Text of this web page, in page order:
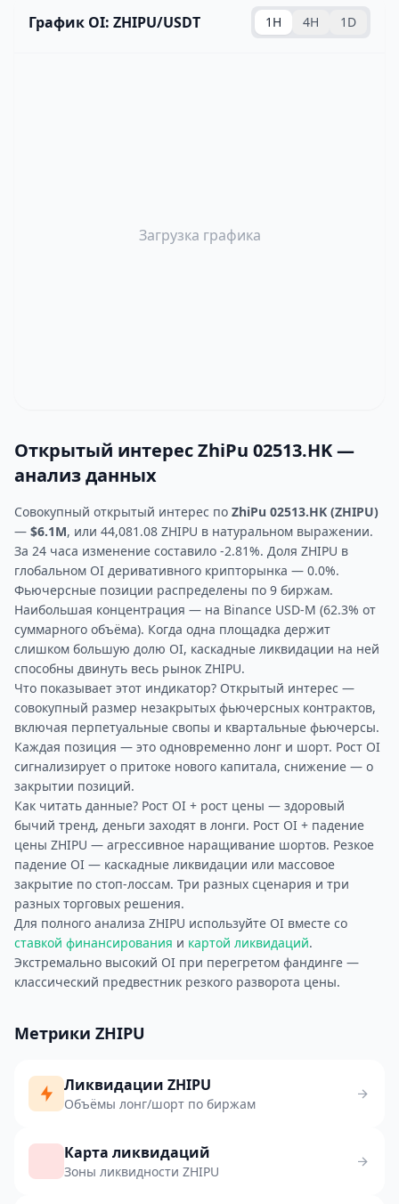
График OI: ZHIPU/USDT 1H 4H 1D
Загрузка графика
Открытый интерес ZhiPu 02513.HK —
анализ данных
Совокупный открытый интерес по ZhiPu 02513.HK (ZHIPU)
— $6.1M, или 44,081.08 ZHIPU в натуральном выражении.
За 24 часа изменение составило -2.81%. Доля ZHIPU в
глобальном OI деривативного крипторынка — 0.0%.
Фьючерсные позиции распределены по 9 биржам.
Наибольшая концентрация — на Binance USD-M (62.3% от
суммарного объёма). Когда одна площадка держит
слишком большую долю OI, каскадные ликвидации на ней
способны двинуть весь рынок ZHIPU.
Что показывает этот индикатор? Открытый интерес —
совокупный размер незакрытых фьючерсных контрактов,
включая перпетуальные свопы и квартальные фьючерсы.
Каждая позиция — это одновременно лонг и шорт. Рост OI
сигнализирует о притоке нового капитала, снижение — о
закрытии позиций.
Как читать данные? Рост OI + рост цены — здоровый
бычий тренд, деньги заходят в лонги. Рост OI + падение
цены ZHIPU — агрессивное наращивание шортов. Резкое
падение OI — каскадные ликвидации или массовое
закрытие по стоп-лоссам. Три разных сценария и три
разных торговых решения.
Для полного анализа ZHIPU используйте OI вместе со
ставкой финансирования и картой ликвидаций.
Экстремально высокий OI при перегретом фандинге —
классический предвестник резкого разворота цены.
Метрики ZHIPU
Ликвидации ZHIPU
Объёмы лонг/шорт по биржам
Карта ликвидаций
Зоны ликвидности ZHIPU